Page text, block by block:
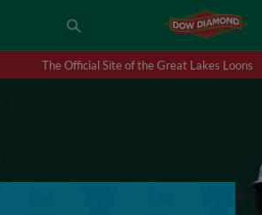
The Official Site of the Great Lakes Loons